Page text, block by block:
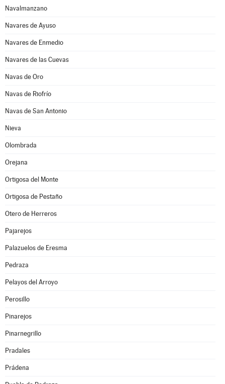
Navalmanzano
Navares de Ayuso
Navares de Enmedio
Navares de las Cuevas
Navas de Oro
Navas de Riofrío
Navas de San Antonio
Nieva
Olombrada
Orejana
Ortigosa del Monte
Ortigosa de Pestaño
Otero de Herreros
Pajarejos
Palazuelos de Eresma
Pedraza
Pelayos del Arroyo
Perosillo
Pinarejos
Pinarnegrillo
Pradales
Prádena